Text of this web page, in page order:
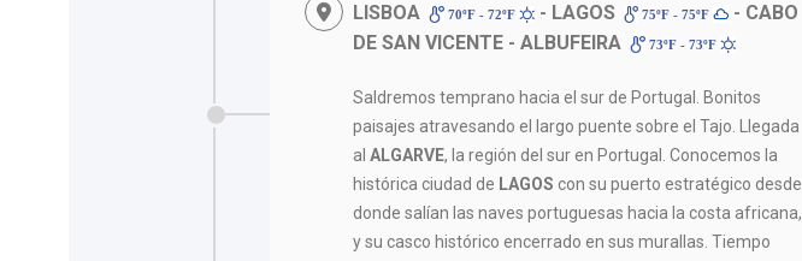
LISBOA 70ºF - 72ºF - LAGOS 75ºF - 75ºF
- CABO
DE SAN VICENTE - ALBUFEIRA
73ºF - 73ºF
Saldremos temprano hacia el sur de Portugal. Bonitos
paisajes atravesando el largo puente sobre el Tajo. Llegada
alALGARVE, la región del sur en Portugal. Conocemos la
histórica ciudad de LAGOS con su puerto estratégico desde
donde salían las naves portuguesas hacia la costa africana,
y su casco histórico encerrado en sus murallas. Tiempo